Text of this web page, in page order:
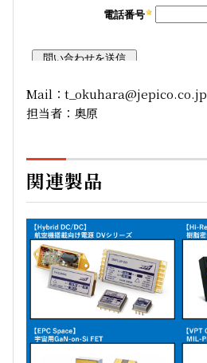
Mail：t_okuhara@jepico.co.jp
担当者：奥原
関連製品